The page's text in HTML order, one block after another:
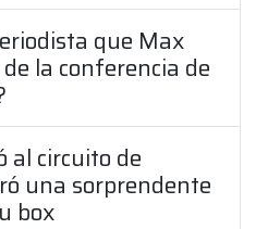
que Max
la conferencia de
al circuito de
una sorprendente
box